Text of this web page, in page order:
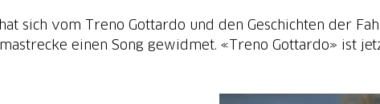
sich vom Treno Gottardo und den Geschichten der
einen Song gewidmet. «Treno Gottardo» ist